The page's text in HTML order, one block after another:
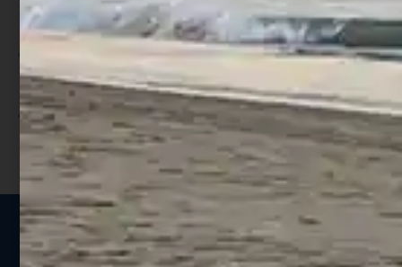
punti;
Utilizza i punti per ricevere uno
sconto;
I punti sono indicati nella pagina
prodotto;
Seguici sui social